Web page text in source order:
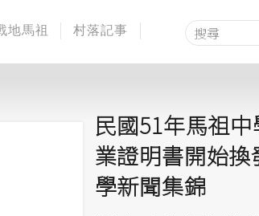
地馬祖 村落記事
民國51年馬祖
業證明書開始換
學新聞集錦